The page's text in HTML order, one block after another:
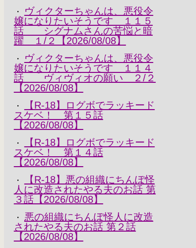
・
ヴィクターちゃんは、悪役令
嬢になりたいそうです １１５
話 シグナムさんの苦悩と暗
躍 １/２【2026/08/08】
・
ヴィクターちゃんは、悪役令
嬢になりたいそうです １１４
話 ヴィヴィオの願い ２/２
【2026/08/08】
・
【R-18】ログボでラッキード
スケベ！ 第１５話
【2026/08/08】
・
【R-18】ログボでラッキード
スケベ！ 第１４話
【2026/08/08】
・
【R-18】悪の組織にちんぽ怪
人に改造されたやる夫のお話 第
３話【2026/08/08】
・
悪の組織にちんぽ怪人に改造
されたやる夫のお話 第２話
【2026/08/08】